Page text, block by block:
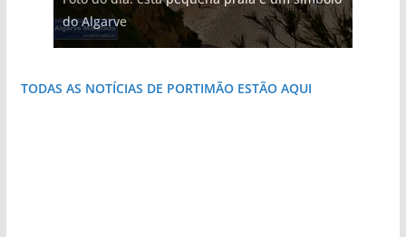
do Algarve
que respira autenticidade
natureza
destruída por um raio
costa e tanto por descobrir
TODAS AS NOTÍCIAS DE PORTIMÃO ESTÃO AQUI